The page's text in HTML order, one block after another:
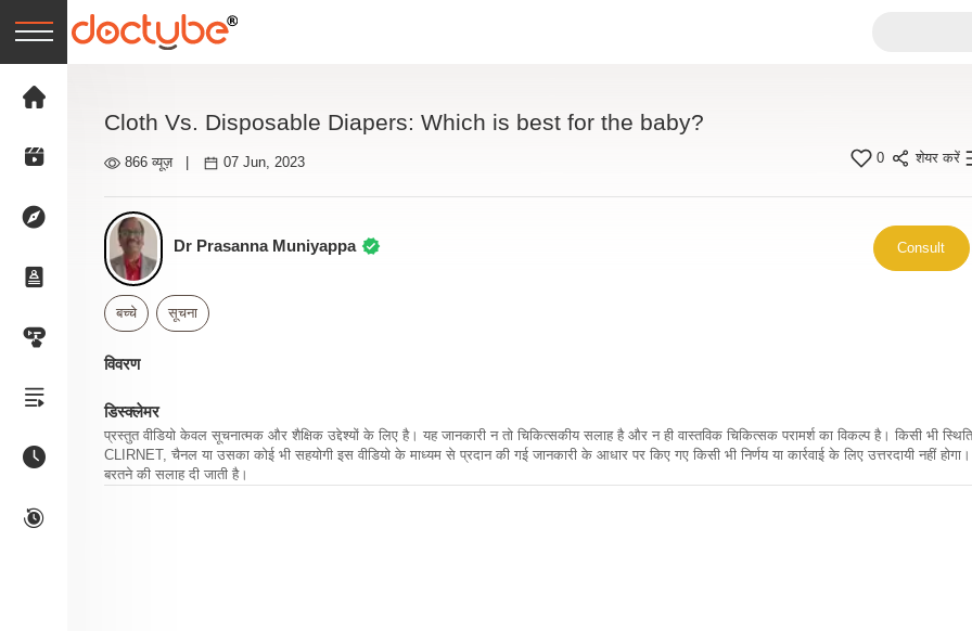
Cloth Vs. Disposable Diapers: Which is best for the baby?
866 व्यूज़ 07 Jun, 2023 0 शेयर करें
Dr Prasanna Muniyappa Consult
बच्चे सूचना
विवरण
डिस्क्लेमर
प्रस्तुत वीडियो केवल सूचनात्मक और शैक्षिक उद्देश्यों के लिए है। यह जानकारी न तो चिकित्सकीय सलाह है और न ही वास्तविक चिकित्सक परामर्श का विकल्प है। किसी भी
CLIRNET, चैनल या उसका कोई भी सहयोगी इस वीडियो के माध्यम से प्रदान की गई जानकारी के आधार पर किए गए किसी भी निर्णय या कार्रवाई के लिए उत्तरदायी नहीं होगा।
बरतने की सलाह दी जाती है।